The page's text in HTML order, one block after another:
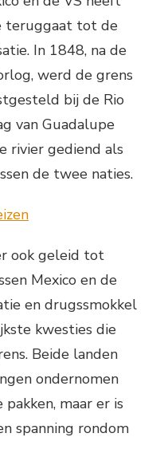
teruggaat tot de
In 1848, na de
werd de grens
bij de Rio
van Guadalupe
rivier gediend als
de twee naties.
ook geleid tot
Mexico en de
en drugssmokkel
kwesties die
Beide landen
ondernomen
maar er is
spanning rondom